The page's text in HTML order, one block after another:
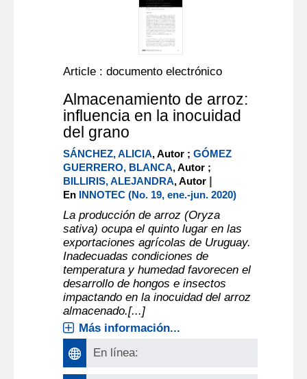
Article : documento electrónico
Almacenamiento de arroz:
influencia en la inocuidad
del grano
SÁNCHEZ, ALICIA, Autor ;GÓMEZ
GUERRERO, BLANCA, Autor ;
BILLIRIS, ALEJANDRA, Autor |
En INNOTEC (No. 19, ene.-jun. 2020)
La producción de arroz (Oryza
sativa) ocupa el quinto lugar en las
exportaciones agrícolas de Uruguay.
Inadecuadas condiciones de
temperatura y humedad favorecen el
desarrollo de hongos e insectos
impactando en la inocuidad del arroz
almacenado.[...]
Más información...
En línea: